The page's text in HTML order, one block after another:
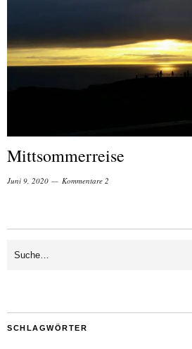
Mittsommerreise
Juni 9, 2020 Kommentare 2
SCHLAGWÖRTER